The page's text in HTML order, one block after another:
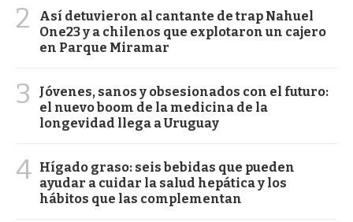
2
Así detuvieron al cantante de trap Nahuel
One23 y a chilenos que explotaron un cajero
en Parque Miramar
3
Jóvenes, sanos y obsesionados con el futuro:
el nuevo boom de la medicina de la
longevidad llega a Uruguay
4 Hígado graso: seis bebidas que pueden
ayudar a cuidar la salud hepática y los
hábitos que las complementan